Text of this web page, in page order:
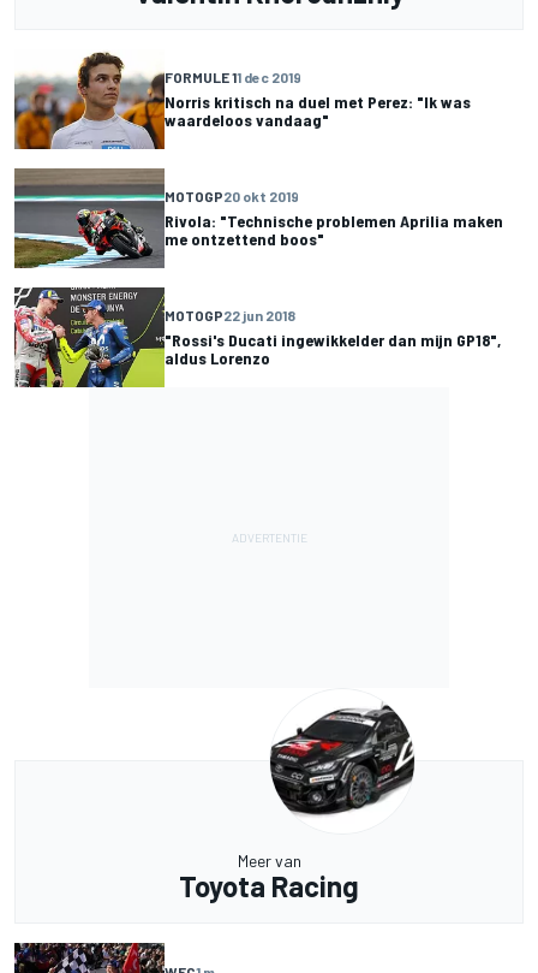
FORMULE 11 dec 2019
Norris kritisch na duel met Perez: "Ik was
waardeloos vandaag"
MOTOGP20 okt 2019
Rivola: "Technische problemen Aprilia maken
me ontzettend boos"
MOTOGP22 jun 2018
"Rossi's Ducati ingewikkelder dan mijn GP18",
aldus Lorenzo
Meer van
Toyota Racing